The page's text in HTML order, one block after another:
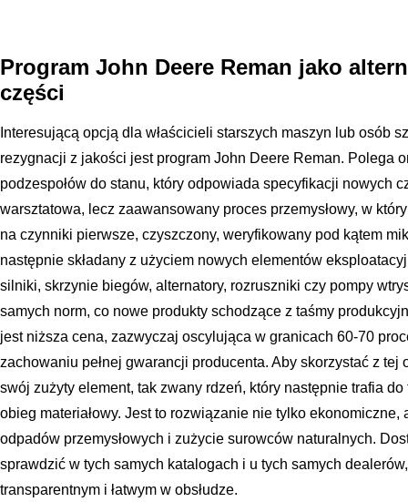
Program John Deere Reman jako
części
Interesującą opcją dla właścicieli starszych maszyn lub osób
rezygnacji z jakości jest program John Deere Reman. Polega
podzespołów do stanu, który odpowiada specyfikacji nowych
warsztatowa, lecz zaawansowany proces przemysłowy, w
na czynniki pierwsze, czyszczony, weryfikowany pod kątem
następnie składany z użyciem nowych elementów
silniki, skrzynie biegów, alternatory, rozruszniki czy pompy
samych norm, co nowe produkty schodzące z taśmy
jest niższa cena, zazwyczaj oscylująca w granicach 60-70
zachowaniu pełnej gwarancji producenta. Aby skorzystać z tej
swój zużyty element, tak zwany rdzeń, który następnie trafia
obieg materiałowy. Jest to rozwiązanie nie tylko
odpadów przemysłowych i zużycie surowców naturalnych.
sprawdzić w tych samych katalogach i u tych samych
transparentnym i łatwym w obsłudze.